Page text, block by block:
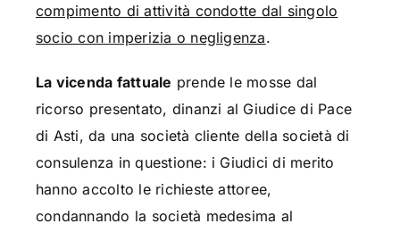
compimento di attività condotte dal singolo
socio con imperizia o negligenza.
La vicenda fattuale prende le mosse dal
ricorso presentato, dinanzi al Giudice di Pace
di Asti, da una società cliente della società di
consulenza in questione: i Giudici di merito
hanno accolto le richieste attoree,
condannando la società medesima al